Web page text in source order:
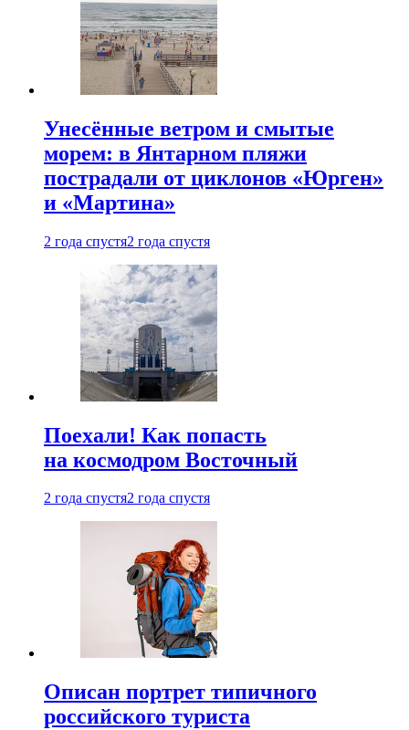
Унесённые ветром и смытые
морем: в Янтарном пляжи
пострадали от циклонов «Юрген»
и «Мартина»
2 года спустя2 года спустя
Поехали! Как попасть
на космодром Восточный
2 года спустя2 года спустя
Описан портрет типичного
российского туриста